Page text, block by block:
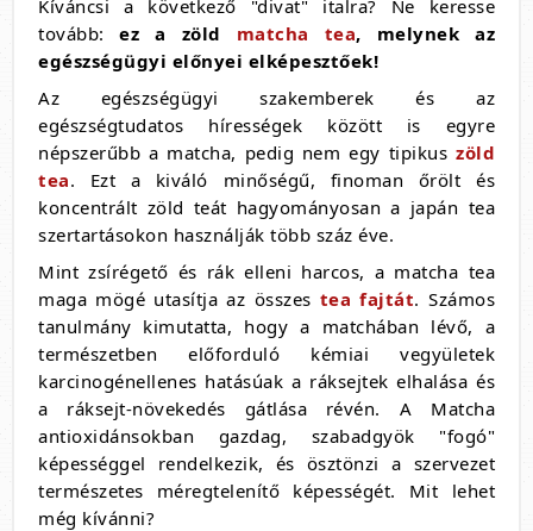
Kíváncsi a következő "divat" italra? Ne keresse
tovább:ez a zöld matcha tea, melynek az
egészségügyi előnyei elképesztőek!
Az egészségügyi szakemberek és az
egészségtudatos hírességek között is egyre
népszerűbb a matcha, pedig nem egy tipikus zöld
tea. Ezt a kiváló minőségű, finoman őrölt és
koncentrált zöld teát hagyományosan a japán tea
szertartásokon használják több száz éve.
Mint zsírégető és rák elleni harcos, a matcha tea
maga mögé utasítja az összes tea fajtát. Számos
tanulmány kimutatta, hogy a matchában lévő, a
természetben előforduló kémiai vegyületek
karcinogénellenes hatásúak a ráksejtek elhalása és
a ráksejt-növekedés gátlása révén. A Matcha
antioxidánsokban gazdag, szabadgyök "fogó"
képességgel rendelkezik, és ösztönzi a szervezet
természetes méregtelenítő képességét. Mit lehet
még kívánni?